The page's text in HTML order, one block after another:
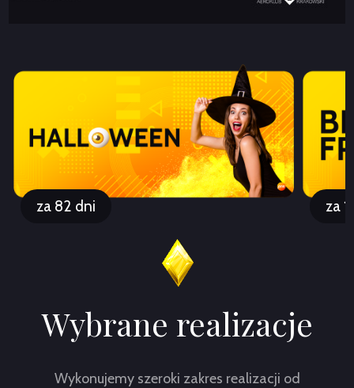
za 82 dni za
Wybrane realizacje
Wykonujemy szeroki zakres realizacji od